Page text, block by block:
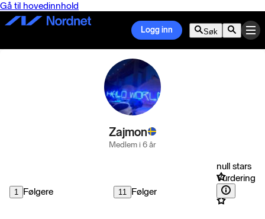
Gå til hovedinnhold
Logg inn Søk
Zajmon
Medlem i 6 år
1 Følgere 11 Følger
null stars
Vurdering